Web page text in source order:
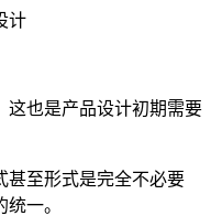
也是产品设计初期需要
至形式是完全不必要
一。